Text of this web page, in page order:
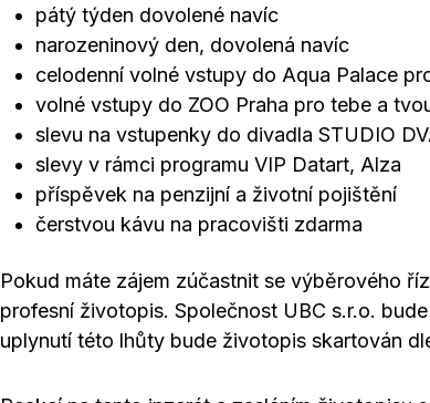
pátý týden dovolené navíc
narozeninový den, dovolená navíc
celodenní volné vstupy do Aqua Palace
volné vstupy do ZOO Praha pro tebe a
slevu na vstupenky do divadla STUDIO
slevy v rámci programu VIP Datart, Alza
příspěvek na penzijní a životní pojištění
čerstvou kávu na pracovišti zdarma
Pokud máte zájem zúčastnit se výběrového
profesní životopis. Společnost UBC s.r.o.
uplynutí této lhůty bude životopis skartován